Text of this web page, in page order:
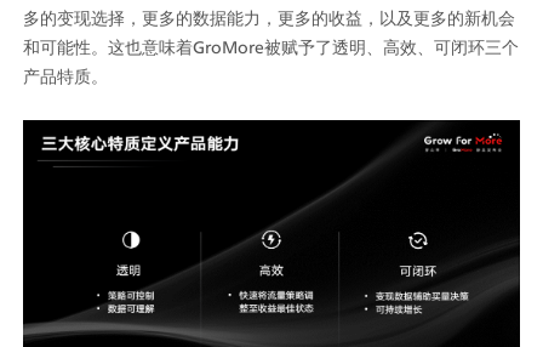
多的变现选择，更多的数据能力，更多的收益，以及更多的新机会
和可能性。这也意味着GroMore被赋予了透明、高效、可闭环三个
产品特质。